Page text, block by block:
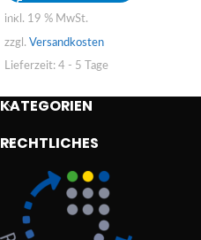
inkl. 19 % MwSt.
zzgl. Versandkosten
Lieferzeit: 4 - 5 Tage
KATEGORIEN
RECHTLICHES